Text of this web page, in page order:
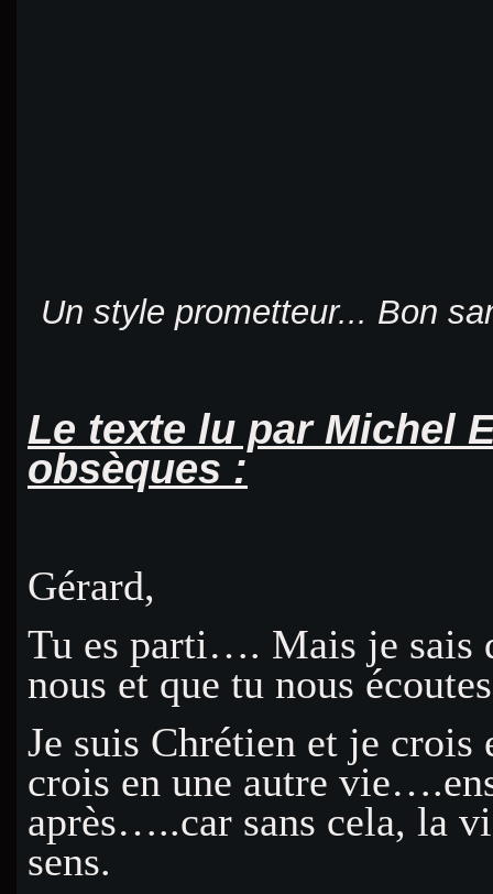
Un style prometteur... Bon
Le texte lu par Michel
obsèques :
Gérard,
Tu es parti…. Mais je sais
nous et que tu nous
Je suis Chrétien et je crois
crois en une autre
après…..car sans cela, la
sens.